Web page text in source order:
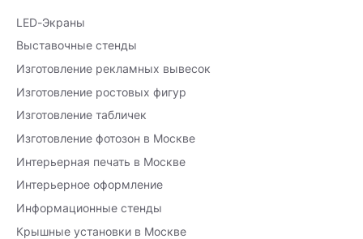
LED-Экраны
Выставочные стенды
Изготовление рекламных вывесок
Изготовление ростовых фигур
Изготовление табличек
Изготовление фотозон в Москве
Интерьерная печать в Москве
Интерьерное оформление
Информационные стенды
Крышные установки в Москве